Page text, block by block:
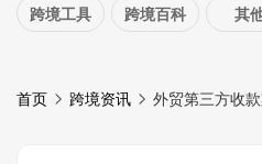
跨境工具 跨境百科 其
首页 跨境资讯 外贸第三方收